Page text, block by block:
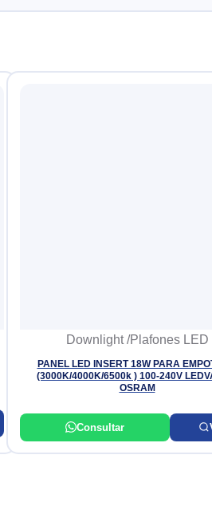
Downlight /Plafones LED
PANEL LED INSERT 18W PARA
(3000K/4000K/6500k ) 100-240V
OSRAM
Consultar